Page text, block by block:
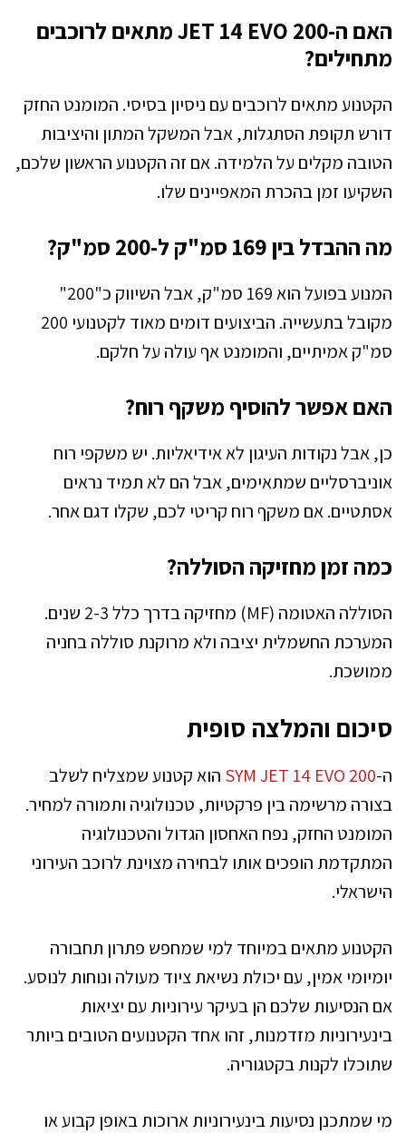
האם ה-JET 14 EVO 200 מתאים לרוכבים
מתחילים?
הקטנוע מתאים לרוכבים עם ניסיון בסיסי. המומנט החזק
דורש תקופת הסתגלות, אבל המשקל המתון והיציבות
הטובה מקלים על הלמידה. אם זה הקטנוע הראשון שלכם,
השקיעו זמן בהכרת המאפיינים שלו.
מה ההבדל בין 169 סמ"ק ל-200 סמ"ק?
המנוע בפועל הוא 169 סמ"ק, אבל השיווק כ"200"
מקובל בתעשייה. הביצועים דומים מאוד לקטנועי 200
סמ"ק אמיתיים, והמומנט אף עולה על חלקם.
האם אפשר להוסיף משקף רוח?
כן, אבל נקודות העיגון לא אידיאליות. יש משקפי רוח
אוניברסליים שמתאימים, אבל הם לא תמיד נראים
אסתטיים. אם משקף רוח קריטי לכם, שקלו דגם אחר.
כמה זמן מחזיקה הסוללה?
הסוללה האטומה (MF) מחזיקה בדרך כלל 2-3 שנים.
המערכת החשמלית יציבה ולא מרוקנת סוללה בחניה
ממושכת.
סיכום והמלצה סופית
ה-SYM JET 14 EVO 200 הוא קטנוע שמצליח לשלב
בצורה מרשימה בין פרקטיות, טכנולוגיה ותמורה למחיר.
המומנט החזק, נפח האחסון הגדול והטכנולוגיה
המתקדמת הופכים אותו לבחירה מצוינת לרוכב העירוני
הישראלי.
הקטנוע מתאים במיוחד למי שמחפש פתרון תחבורה
יומיומי אמין, עם יכולת נשיאת ציוד מעולה ונוחות לנוסע.
אם הנסיעות שלכם הן בעיקר עירוניות עם יציאות
בינעירוניות מזדמנות, זהו אחד הקטנועים הטובים ביותר
שתוכלו לקנות בקטגוריה.
מי שמתכנן נסיעות בינעירוניות ארוכות באופן קבוע או